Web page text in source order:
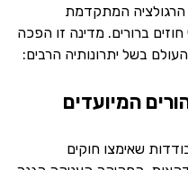
הרגולציה המתקדמת
ברורים. מדינה זו הפכה
בשל יתרונותיה הרבים:
שאימצו חוקים